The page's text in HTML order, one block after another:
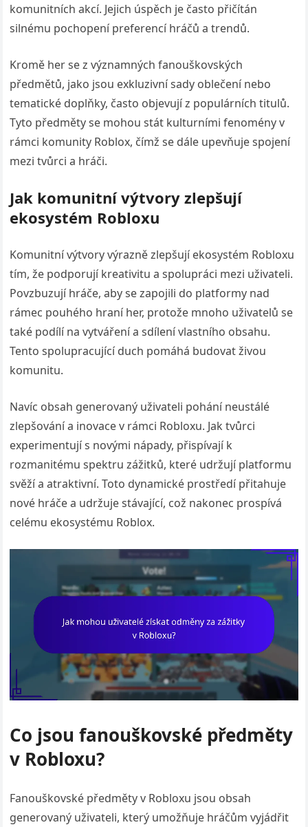
komunitních akcí. Jejich úspěch je často přičítán
silnému pochopení preferencí hráčů a trendů.
Kromě her se z významných fanouškovských
předmětů, jako jsou exkluzivní sady oblečení nebo
tematické doplňky, často objevují z populárních titulů.
Tyto předměty se mohou stát kulturními fenomény v
rámci komunity Roblox, čímž se dále upevňuje spojení
mezi tvůrci a hráči.
Jak komunitní výtvory zlepšují
ekosystém Robloxu
Komunitní výtvory výrazně zlepšují ekosystém Robloxu
tím, že podporují kreativitu a spolupráci mezi uživateli.
Povzbuzují hráče, aby se zapojili do platformy nad
rámec pouhého hraní her, protože mnoho uživatelů se
také podílí na vytváření a sdílení vlastního obsahu.
Tento spolupracující duch pomáhá budovat živou
komunitu.
Navíc obsah generovaný uživateli pohání neustálé
zlepšování a inovace v rámci Robloxu. Jak tvůrci
experimentují s novými nápady, přispívají k
rozmanitému spektru zážitků, které udržují platformu
svěží a atraktivní. Toto dynamické prostředí přitahuje
nové hráče a udržuje stávající, což nakonec prospívá
celému ekosystému Roblox.
Co jsou fanouškovské předměty
v Robloxu?
Fanouškovské předměty v Robloxu jsou obsah
generovaný uživateli, který umožňuje hráčům vyjádřit